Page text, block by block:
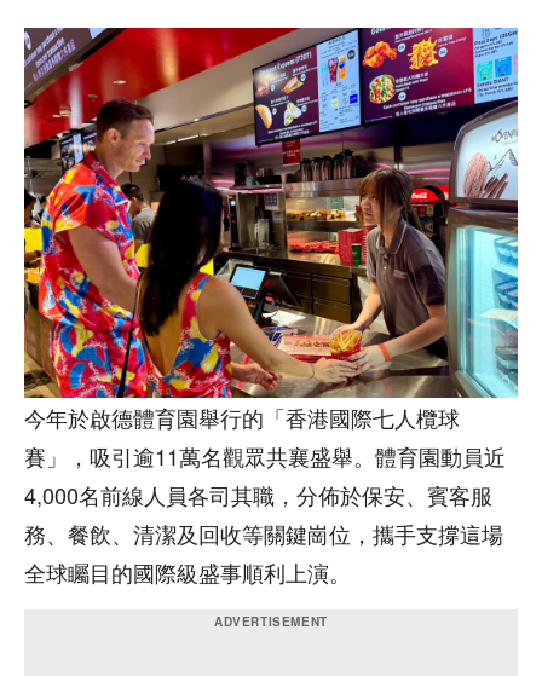
今年於啟德體育園舉行的「香港國際七人欖球
賽」，吸引逾11萬名觀眾共襄盛舉。體育園動員近
4,000名前線人員各司其職，分佈於保安、賓客服
務、餐飲、清潔及回收等關鍵崗位，攜手支撐這場
全球矚目的國際級盛事順利上演。